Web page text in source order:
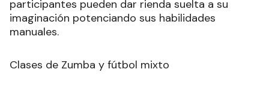
participantes pueden dar rienda suelta a su
imaginación potenciando sus habilidades
manuales.
Clases de Zumba y fútbol mixto